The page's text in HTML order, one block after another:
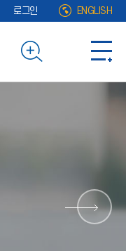
로그인 ENGLISH